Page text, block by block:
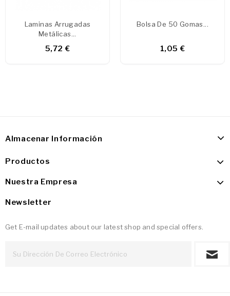
Laminas Arrugadas
Metálicas...
5,72 €
Bolsa De 50 Gomas...
1,05 €
Almacenar Información
Productos
Nuestra Empresa
Newsletter
Get E-mail updates about our latest shop and special offers.